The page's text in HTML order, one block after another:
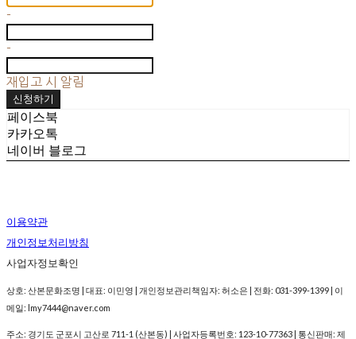
-
-
재입고 시 알림
신청하기
페이스북
카카오톡
네이버 블로그
이용약관
개인정보처리방침
사업자정보확인
상호: 산본문화조명 | 대표: 이민영 | 개인정보관리책임자: 허소은 | 전화: 031-399-1399 | 이
메일: lmy7444@naver.com
주소: 경기도 군포시 고산로 711-1 (산본동) | 사업자등록번호: 123-10-77363 | 통신판매: 제